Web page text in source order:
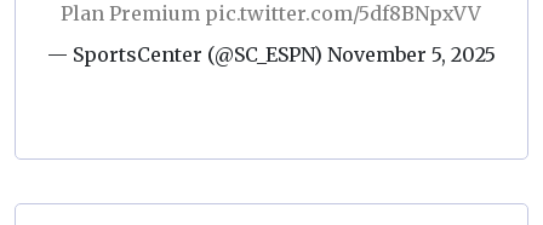
Plan Premium pic.twitter.com/5df8BNpxVV
— SportsCenter (@SC_ESPN) November 5, 2025